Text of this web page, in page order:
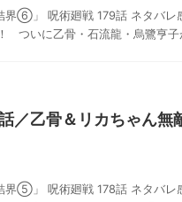
界⑥」 呪術廻戦 179話 ネタバレ
ついに乙骨・石流龍・烏鷺亨
／乙骨＆リカちゃん無
界⑤」 呪術廻戦 178話 ネタバレ